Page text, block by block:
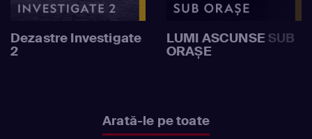
Dezastre Investigate
2
LUMI ASCUNSE SUB
ORAȘE
Arată-le pe toate